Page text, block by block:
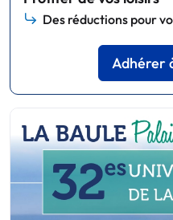
Des réductions pour
Adhérer